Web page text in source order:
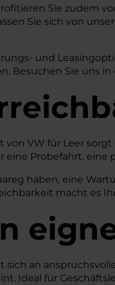
Sie zudem
Sie sich von
und
Besuchen Sie uns
von VW für Leer
eine Probefahrt,
haben, eine
macht es
sich an
Ideal für